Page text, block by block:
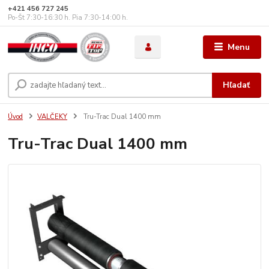
Menu
Hľadať
+421 456 727 245
Po-Št 7:30-16:30 h. Pia 7:30-14:00 h.
Úvod VALČEKY Tru-Trac Dual 1400 mm
Tru-Trac Dual 1400 mm